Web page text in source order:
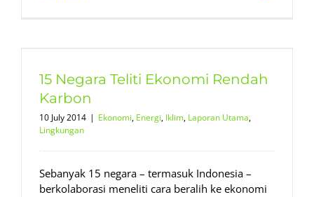
15 Negara Teliti Ekonomi Rendah
Karbon
10 July 2014 | Ekonomi, Energi, Iklim, Laporan Utama,
Lingkungan
Sebanyak 15 negara – termasuk Indonesia –
berkolaborasi meneliti cara beralih ke ekonomi